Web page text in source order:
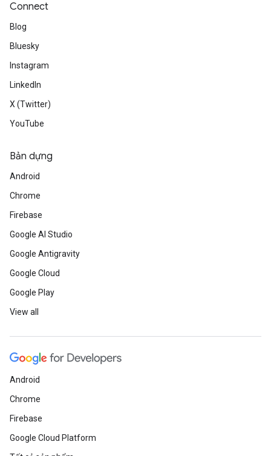
Connect
Blog
Bluesky
Instagram
LinkedIn
X (Twitter)
YouTube
Bản dựng
Android
Chrome
Firebase
Google AI Studio
Google Antigravity
Google Cloud
Google Play
View all
Android
Chrome
Firebase
Google Cloud Platform